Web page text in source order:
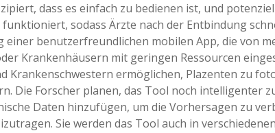
dass es einfach zu bedienen ist, und
sodass Ärzte nach der Entbindung
benutzerfreundlichen mobilen App, die von
Krankenhäusern mit geringen Ressourcen
Krankenschwestern ermöglichen, Plazenten zu
Die Forscher planen, das Tool noch intelligenter
Daten hinzufügen, um die Vorhersagen zu
Sie werden das Tool auch in